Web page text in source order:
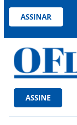
ASSINAR
ASSINE